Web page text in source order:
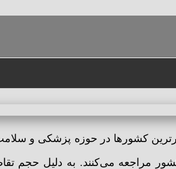
برترین کشورها در حوزه پزشکی و
مراجعه می‌کنند. به دلیل حجم